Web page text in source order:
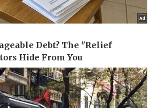
Thị trường
Giá vàng